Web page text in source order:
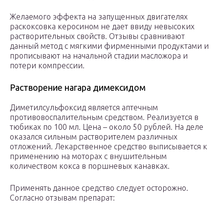
Желаемого эффекта на запущенных двигателях
раскоксовка керосином не дает ввиду невысоких
растворительных свойств. Отзывы сравнивают
данный метод с мягкими фирменными продуктами и
прописывают на начальной стадии масложора и
потери компрессии.
Растворение нагара димексидом
Диметилсульфоксид является аптечным
противовоспалительным средством. Реализуется в
тюбиках по 100 мл. Цена – около 50 рублей. На деле
оказался сильным растворителем различных
отложений. Лекарственное средство выписывается к
применению на моторах с внушительным
количеством кокса в поршневых канавках.
Применять данное средство следует осторожно.
Согласно отзывам препарат: